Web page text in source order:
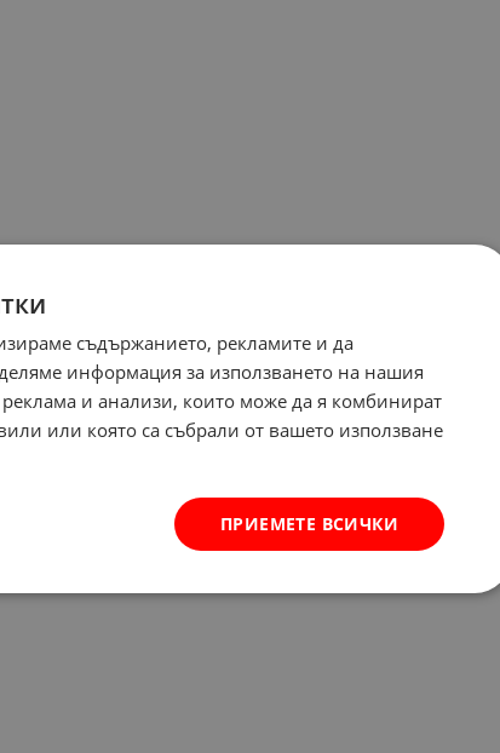
съдържанието, рекламите и да
информация за използването на нашия
и анализи, които може да я комбинират
или която са събрали от вашето използване
ПРИЕМЕТЕ ВСИЧКИ